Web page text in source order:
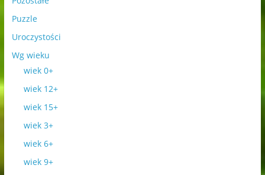
Puzzle
Uroczystości
Wg wieku
wiek 0+
wiek 12+
wiek 15+
wiek 3+
wiek 6+
wiek 9+